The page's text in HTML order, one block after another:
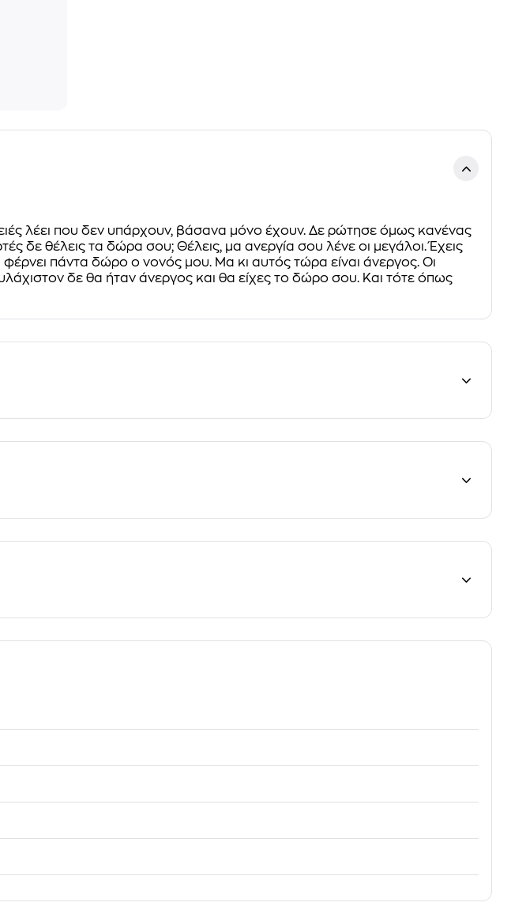
λέει που δεν υπάρχουν, βάσανα μόνο έχουν. Δε ρώτησε όμως κανένας
δε θέλεις τα δώρα σου; Θέλεις, μα ανεργία σου λένε οι μεγάλοι. Έχεις
πάντα δώρο ο νονός μου. Μα κι αυτός τώρα είναι άνεργος. Οι
δε θα ήταν άνεργος και θα είχες το δώρο σου. Και τότε όπως